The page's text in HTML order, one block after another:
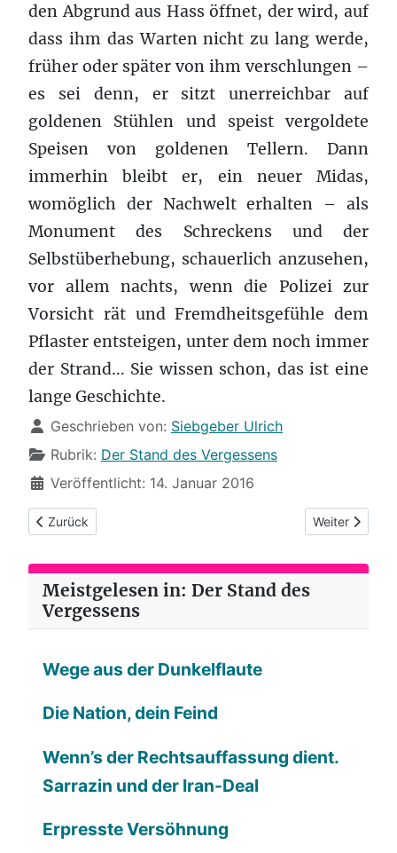
den Abgrund aus Hass öffnet, der wird, auf
dass ihm das Warten nicht zu lang werde,
früher oder später von ihm verschlungen –
es sei denn, er sitzt unerreichbar auf
goldenen Stühlen und speist vergoldete
Speisen von goldenen Tellern. Dann
immerhin bleibt er, ein neuer Midas,
womöglich der Nachwelt erhalten – als
Monument des Schreckens und der
Selbstüberhebung, schauerlich anzusehen,
vor allem nachts, wenn die Polizei zur
Vorsicht rät und Fremdheitsgefühle dem
Pflaster entsteigen, unter dem noch immer
der Strand... Sie wissen schon, das ist eine
lange Geschichte.
Details
Geschrieben von: Siebgeber Ulrich
Rubrik: Der Stand des Vergessens
Veröffentlicht: 14. Januar 2016
Vorheriger Beitrag: Das Atlasspiel
Zurück Nächster
Weiter
Meistgelesen in: Der Stand des
Vergessens
Wege aus der Dunkelflaute
Die Nation, dein Feind
Wenn’s der Rechtsauffassung dient.
Sarrazin und der Iran-Deal
Erpresste Versöhnung